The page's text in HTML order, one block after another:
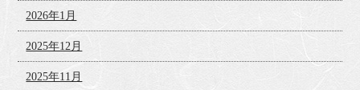
2026年1月
2025年12月
2025年11月